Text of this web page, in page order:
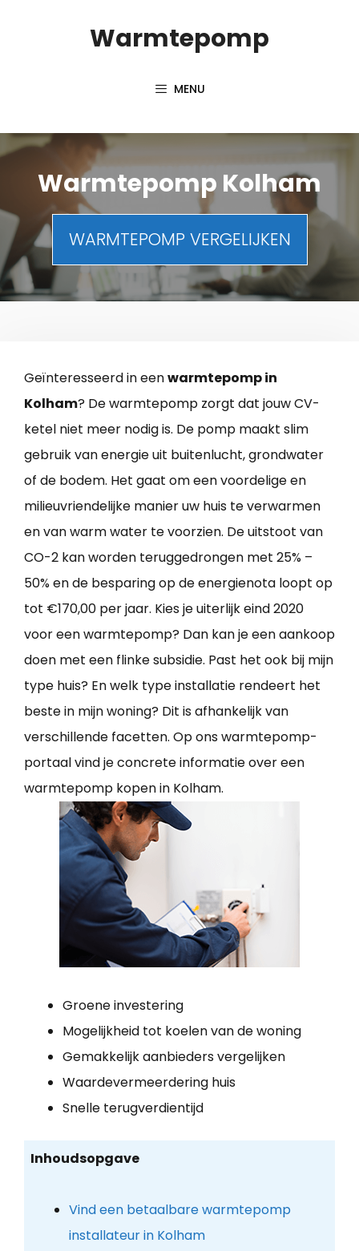
Warmtepomp
MENU
Warmtepomp Kolham
WARMTEPOMP VERGELIJKEN
Geïnteresseerd in eenwarmtepomp in
Kolham? De warmtepomp zorgt dat jouw CV-
ketel niet meer nodig is. De pomp maakt slim
gebruik van energie uit buitenlucht, grondwater
of de bodem. Het gaat om een voordelige en
milieuvriendelijke manier uw huis te verwarmen
en van warm water te voorzien. De uitstoot van
CO-2 kan worden teruggedrongen met 25% –
50% en de besparing op de energienota loopt op
tot €170,00 per jaar. Kies je uiterlijk eind 2020
voor een warmtepomp? Dan kan je een aankoop
doen met een flinke subsidie. Past het ook bij mijn
type huis? En welk type installatie rendeert het
beste in mijn woning? Dit is afhankelijk van
verschillende facetten. Op ons warmtepomp-
portaal vind je concrete informatie over een
warmtepomp kopen in Kolham.
Groene investering
Mogelijkheid tot koelen van de woning
Gemakkelijk aanbieders vergelijken
Waardevermeerdering huis
Snelle terugverdientijd
Inhoudsopgave
Vind een betaalbare warmtepomp
installateur in Kolham